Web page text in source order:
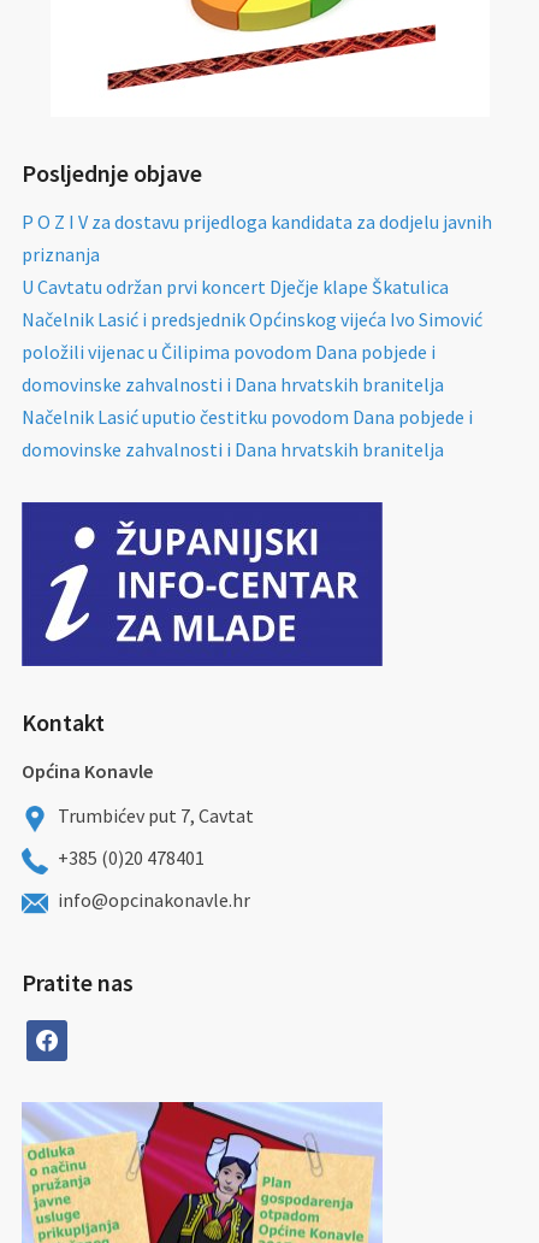
Posljednje objave
P O Z I V za dostavu prijedloga kandidata za dodjelu javnih
priznanja
U Cavtatu održan prvi koncert Dječje klape Škatulica
Načelnik Lasić i predsjednik Općinskog vijeća Ivo Simović
položili vijenac u Čilipima povodom Dana pobjede i
domovinske zahvalnosti i Dana hrvatskih branitelja
Načelnik Lasić uputio čestitku povodom Dana pobjede i
domovinske zahvalnosti i Dana hrvatskih branitelja
Kontakt
Općina Konavle
Trumbićev put 7, Cavtat
+385 (0)20 478401
info@opcinakonavle.hr
Pratite nas
facebook